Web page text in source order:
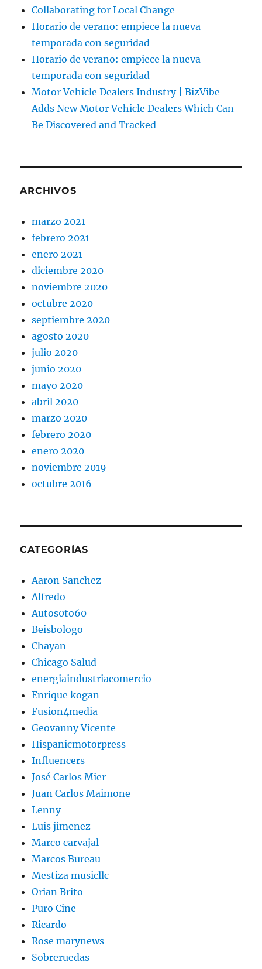
Collaborating for Local Change
Horario de verano: empiece la nueva
temporada con seguridad
Horario de verano: empiece la nueva
temporada con seguridad
Motor Vehicle Dealers Industry | BizVibe
Adds New Motor Vehicle Dealers Which Can
Be Discovered and Tracked
ARCHIVOS
marzo 2021
febrero 2021
enero 2021
diciembre 2020
noviembre 2020
octubre 2020
septiembre 2020
agosto 2020
julio 2020
junio 2020
mayo 2020
abril 2020
marzo 2020
febrero 2020
enero 2020
noviembre 2019
octubre 2016
CATEGORÍAS
Aaron Sanchez
Alfredo
Autos0to60
Beisbologo
Chayan
Chicago Salud
energiaindustriacomercio
Enrique kogan
Fusion4media
Geovanny Vicente
Hispanicmotorpress
Influencers
José Carlos Mier
Juan Carlos Maimone
Lenny
Luis jimenez
Marco carvajal
Marcos Bureau
Mestiza musicllc
Orian Brito
Puro Cine
Ricardo
Rose marynews
Sobreruedas